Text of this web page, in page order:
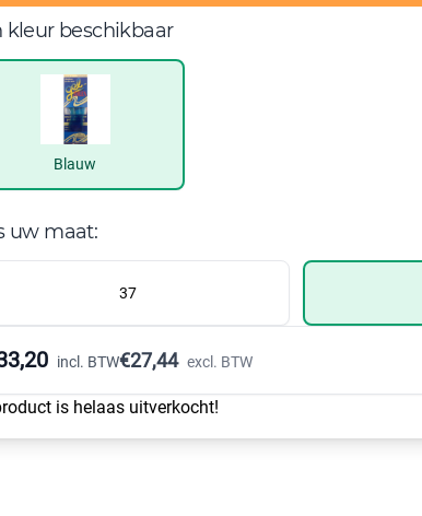
kleur beschikbaar
Blauw
uw maat:
37
incl. BTW€27,44 excl. BTW
is helaas uitverkocht!